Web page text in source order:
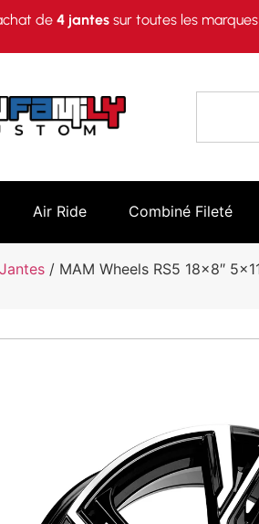
de 4 jantes sur toutes les
Air Ride Combiné Fileté
Jantes / MAM Wheels RS5 18×8″